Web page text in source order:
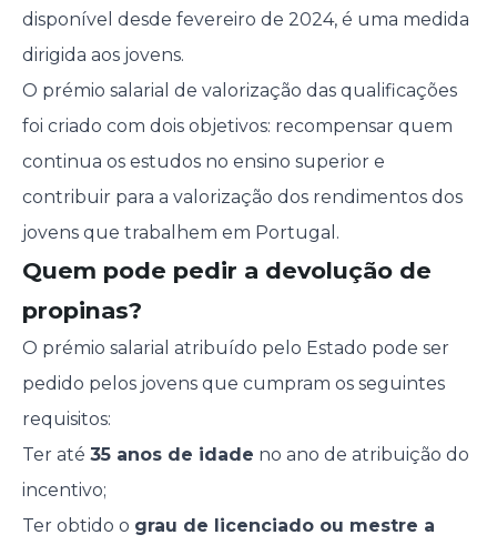
disponível desde fevereiro de 2024, é uma medida
dirigida aos jovens.
O prémio salarial de valorização das qualificações
foi criado com dois objetivos: recompensar quem
continua os estudos no ensino superior e
contribuir para a valorização dos rendimentos dos
jovens que trabalhem em Portugal.
Quem pode pedir a devolução de
propinas?
O prémio salarial atribuído pelo Estado pode ser
pedido pelos jovens que cumpram os seguintes
requisitos:
Ter até 35 anos de idade no ano de atribuição do
incentivo;
Ter obtido o grau de licenciado ou mestre a